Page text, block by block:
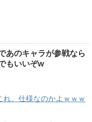
あのキャラが参戦なら
もいいぞw
れ、仕様なのかよｗｗｗ